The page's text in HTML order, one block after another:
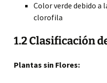
Color verde debido a
clorofila
1.2 Clasificación
Plantas sin Flores: